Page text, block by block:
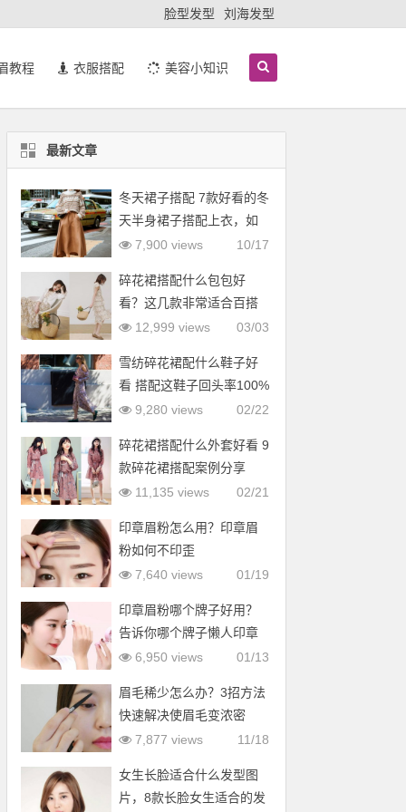
脸型发型 刘海发型
教程 衣服搭配 美容小知识
最新文章
冬天裙子搭配 7款好看的冬
天半身裙子搭配上衣，如
羽绒服
10/17
7,900 views
碎花裙搭配什么包包好
看？这几款非常适合百搭
03/03
12,999 views
雪纺碎花裙配什么鞋子好
看 搭配这鞋子回头率100%
02/22
9,280 views
碎花裙搭配什么外套好看 9
款碎花裙搭配案例分享
02/21
11,135 views
印章眉粉怎么用？印章眉
粉如何不印歪
01/19
7,640 views
印章眉粉哪个牌子好用？
告诉你哪个牌子懒人印章
眉粉好用
01/13
6,950 views
眉毛稀少怎么办？3招方法
快速解决使眉毛变浓密
11/18
7,877 views
女生长脸适合什么发型图
片，8款长脸女生适合的发